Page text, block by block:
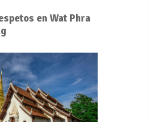
en Wat Phra